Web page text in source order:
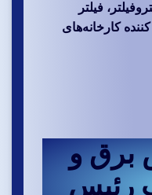
فیلتر
کارخانه‌های
برق و
رئیس